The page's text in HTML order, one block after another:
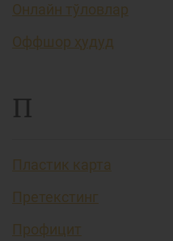
Онлайн тўловлар
Оффшор ҳудуд
П
Пластик карта
Претекстинг
Профицит